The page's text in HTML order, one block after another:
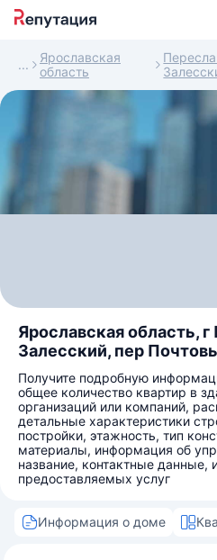
Ярославская
область
Ярославская область,
Залесский, пер
Получите подробную
общее количество квартир в
организаций или компаний,
детальные характеристики
постройки, этажность, тип
материалы, информация об
название, контактные данные,
предоставляемых услуг
Информация о доме